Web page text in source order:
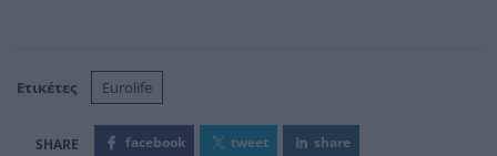
Ετικέτες Eurolife
facebook tweet share